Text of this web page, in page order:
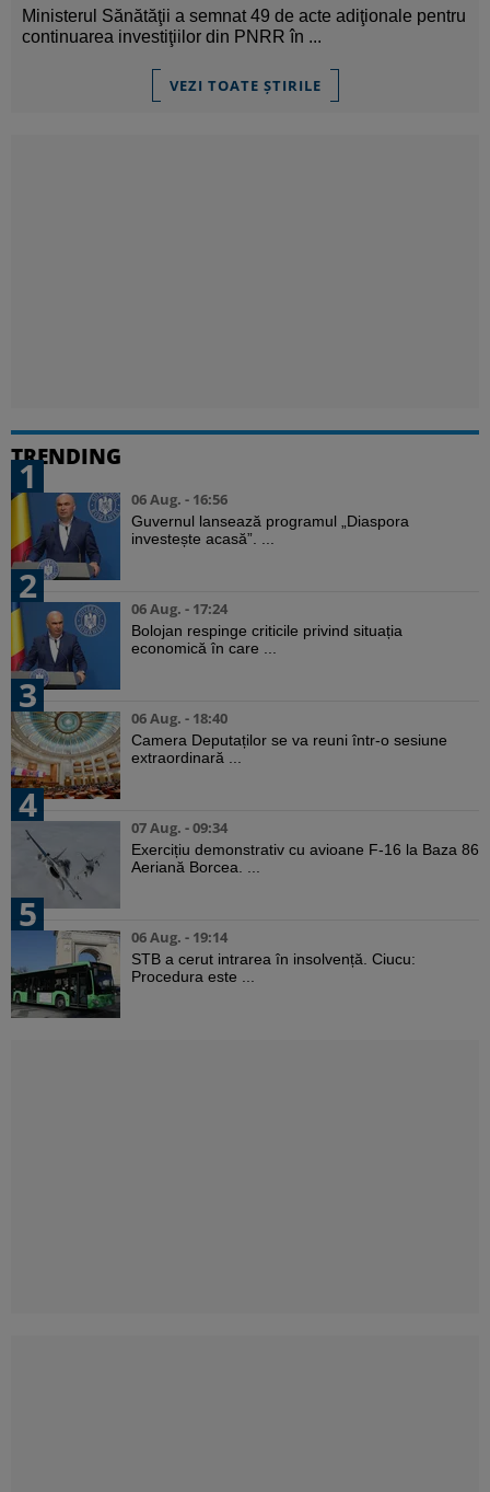
Ministerul Sănătăţii a semnat 49 de acte adiţionale pentru
continuarea investiţiilor din PNRR în ...
VEZI TOATE ȘTIRILE
TRENDING
1
06 Aug. - 16:56
Guvernul lansează programul „Diaspora
investește acasă”. ...
2
06 Aug. - 17:24
Bolojan respinge criticile privind situația
economică în care ...
3
06 Aug. - 18:40
Camera Deputaților se va reuni într-o sesiune
extraordinară ...
4
07 Aug. - 09:34
Exercițiu demonstrativ cu avioane F-16 la Baza 86
Aeriană Borcea. ...
5
06 Aug. - 19:14
STB a cerut intrarea în insolvență. Ciucu:
Procedura este ...